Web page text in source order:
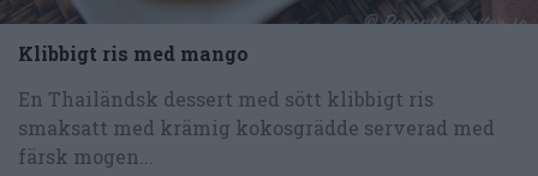
Klibbigt ris med mango
En Thailändsk dessert med sött klibbigt ris
smaksatt med krämig kokosgrädde serverad med
färsk mogen...